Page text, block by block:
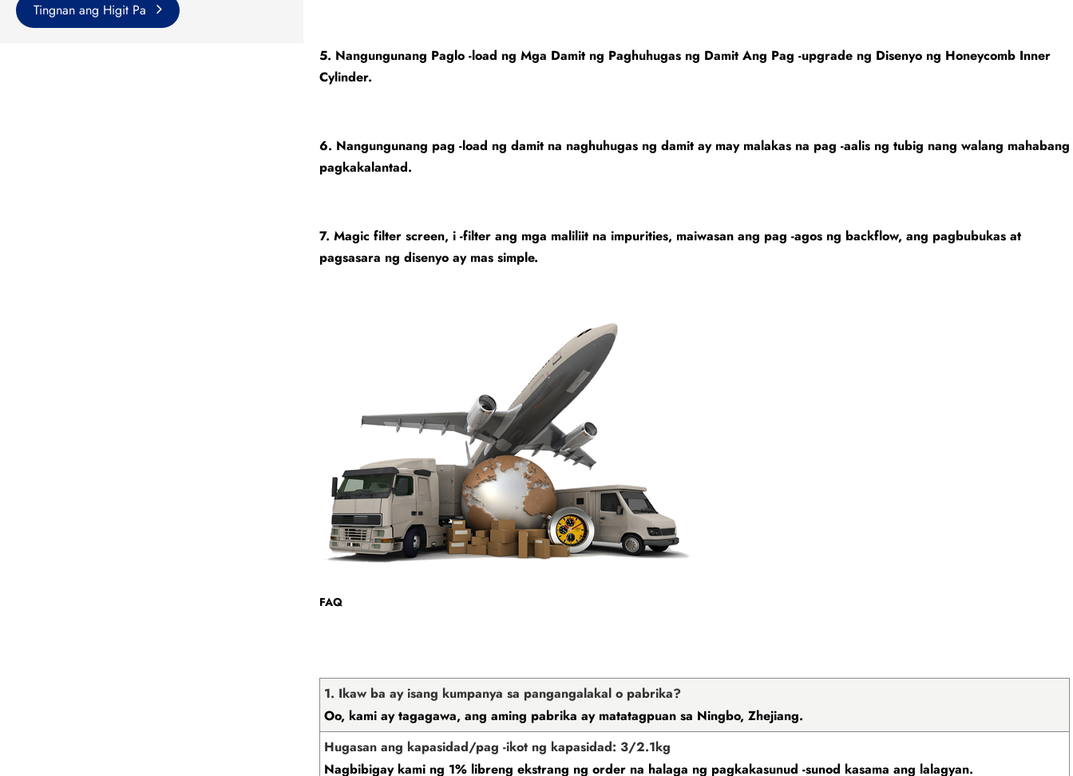
Tingnan ang Higit Pa
5. Nangungunang Paglo -load ng Mga Damit ng Paghuhugas ng Damit Ang Pag -upgrade ng Disenyo ng Honeycomb Inner
Cylinder.
6. Nangungunang pag -load ng damit na naghuhugas ng damit ay may malakas na pag -aalis ng tubig nang walang mahabang
pagkakalantad.
7. Magic filter screen, i -filter ang mga maliliit na impurities, maiwasan ang pag -agos ng backflow, ang pagbubukas at
pagsasara ng disenyo ay mas simple.
FAQ
1. Ikaw ba ay isang kumpanya sa pangangalakal o pabrika?
Oo, kami ay tagagawa, ang aming pabrika ay matatagpuan sa Ningbo, Zhejiang.
Hugasan ang kapasidad/pag -ikot ng kapasidad: 3/2.1kg
Nagbibigay kami ng 1% libreng ekstrang ng order na halaga ng pagkakasunud -sunod kasama ang lalagyan.